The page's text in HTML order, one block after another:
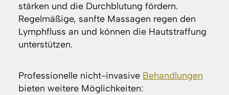
stärken und die Durchblutung fördern.
Regelmäßige, sanfte Massagen regen den
Lymphfluss an und können die Hautstraffung
unterstützen.
Professionelle nicht-invasive Behandlungen
bieten weitere Möglichkeiten: